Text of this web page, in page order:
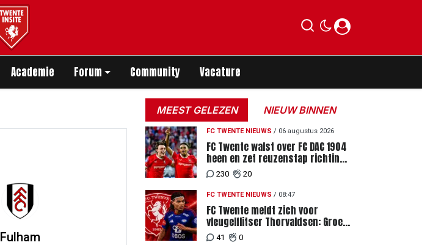
Academie Forum Community Vacature
Fulham
MEEST GELEZEN NIEUW BINNEN
FC TWENTE NIEUWS / 06 augustus 2026
FC Twente walst over FC DAC 1904
heen en zet reuzenstap richting
de play-offs
230 20
FC TWENTE NIEUWS / 08:47
FC Twente meldt zich voor
vleugelflitser Thorvaldsen: Groen
licht voor miljoenenbod
41 0